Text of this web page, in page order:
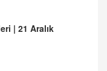
ile İlgili Bilinmesi